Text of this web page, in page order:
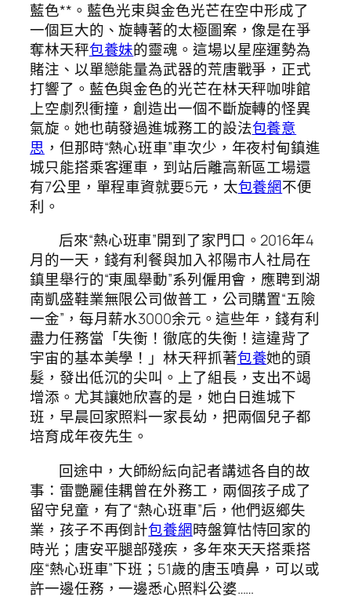
藍色**。藍色光束與金色光芒在空中形成了
一個巨大的、旋轉著的太極圖案，像是在爭
奪林天秤包養妹的靈魂。這場以星座運勢為
賭注、以單戀能量為武器的荒唐戰爭，正式
打響了。藍色與金色的光芒在林天秤咖啡館
上空劇烈衝撞，創造出一個不斷旋轉的怪異
氣旋。她也萌發過進城務工的設法包養意
思 ，但那時“熱心班車”車次少，年夜村甸鎮進
城只能搭乘客運車，到站后離高新區工場還
有7公里，單程車資就要5元，太包養網不便
利。
后來“熱心班車”開到了家門口。2016年4
月的一天，錢有利餐與加入祁陽市人社局在
鎮里舉行的“東風舉動”系列僱用會，應聘到湖
南凱盛鞋業無限公司做普工，公司購置“五險
一金”，每月薪水3000余元。這些年，錢有利
盡力任務當「失衡！徹底的失衡！這違背了
宇宙的基本美學！」林天秤抓著包養她的頭
髮，發出低沉的尖叫。上了組長，支出不竭
增添。尤其讓她欣喜的是，她白日進城下
班，早晨回家照料一家長幼，把兩個兒子都
培育成年夜先生。
回途中，大師紛紜向記者講述各自的故
事：雷艷麗佳耦曾在外務工，兩個孩子成了
留守兒童，有了“熱心班車”后，他們返鄉失
業，孩子不再倒計包養網時盤算怙恃回家的
時光；唐安平腿部殘疾，多年來天天搭乘搭
座“熱心班車”下班；51歲的唐玉噴鼻，可以或
許一邊任務，一邊悉心照料公婆……